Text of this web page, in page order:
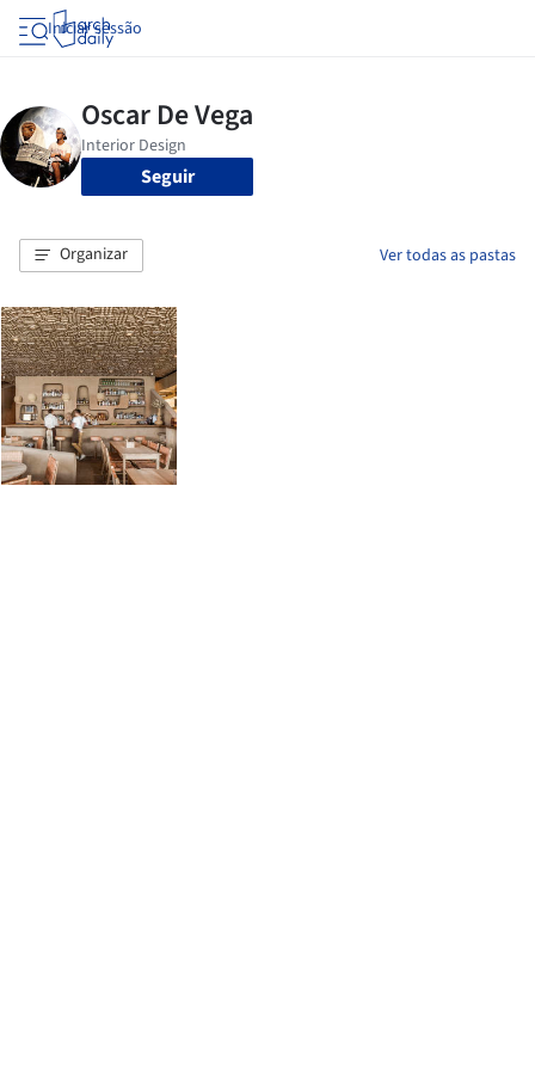
Iniciar sessão
Seguir
Organizar Ver todas as pastas